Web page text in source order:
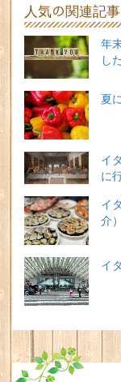
人気の関連記事
年
し
夏
イ
に
イ
介）
イ